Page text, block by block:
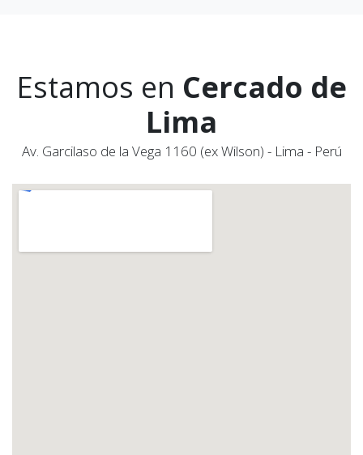
Estamos en Cercado de
Lima
Av. Garcilaso de la Vega 1160 (ex Wilson) - Lima - Perú